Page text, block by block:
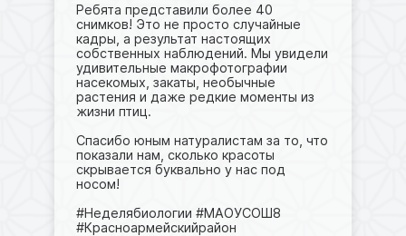
Ребята представили более 40
снимков! Это не просто случайные
кадры, а результат настоящих
собственных наблюдений. Мы увидели
удивительные макрофотографии
насекомых, закаты, необычные
растения и даже редкие моменты из
жизни птиц.
Спасибо юным натуралистам за то, что
показали нам, сколько красоты
скрывается буквально у нас под
носом!
#Неделябиологии #МАОУСОШ8
#Красноармейскийрайон